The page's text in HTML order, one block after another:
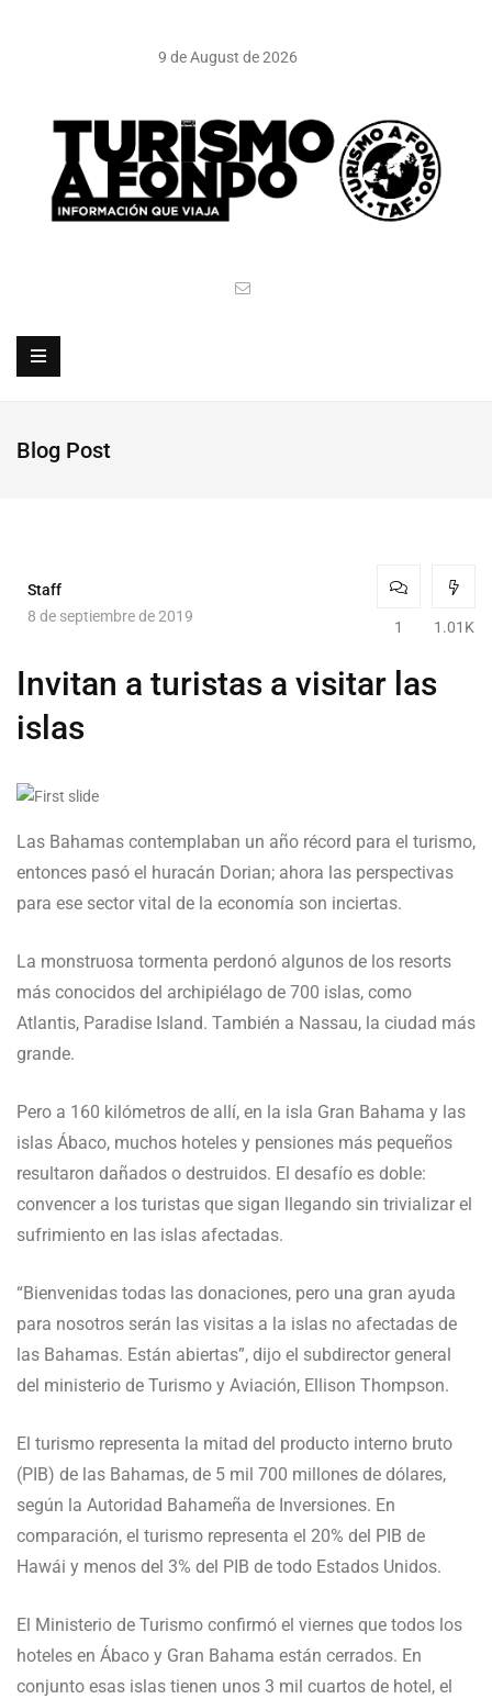
9 de August de 2026
Blog Post
Staff
8 de septiembre de 2019
1 1.01K
Invitan a turistas a visitar las
islas
Las Bahamas contemplaban un año récord para el turismo,
entonces pasó el huracán Dorian; ahora las perspectivas
para ese sector vital de la economía son inciertas.
La monstruosa tormenta perdonó algunos de los resorts
más conocidos del archipiélago de 700 islas, como
Atlantis, Paradise Island. También a Nassau, la ciudad más
grande.
Pero a 160 kilómetros de allí, en la isla Gran Bahama y las
islas Ábaco, muchos hoteles y pensiones más pequeños
resultaron dañados o destruidos. El desafío es doble:
convencer a los turistas que sigan llegando sin trivializar el
sufrimiento en las islas afectadas.
“Bienvenidas todas las donaciones, pero una gran ayuda
para nosotros serán las visitas a la islas no afectadas de
las Bahamas. Están abiertas”, dijo el subdirector general
del ministerio de Turismo y Aviación, Ellison Thompson.
El turismo representa la mitad del producto interno bruto
(PIB) de las Bahamas, de 5 mil 700 millones de dólares,
según la Autoridad Bahameña de Inversiones. En
comparación, el turismo representa el 20% del PIB de
Hawái y menos del 3% del PIB de todo Estados Unidos.
El Ministerio de Turismo confirmó el viernes que todos los
hoteles en Ábaco y Gran Bahama están cerrados. En
conjunto esas islas tienen unos 3 mil cuartos de hotel, el